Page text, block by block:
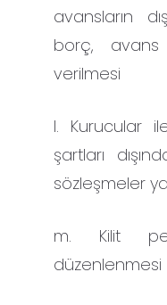
avansların
borç,
verilmesi
l. Kurucular
şartları
sözleşmeler
m. Kilit
düzenlenmesi